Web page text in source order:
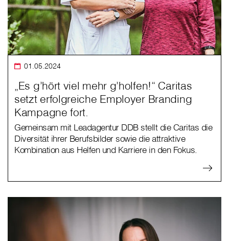
01.05.2024
„Es g’hört viel mehr g’holfen!“ Caritas
setzt erfolgreiche Employer Branding
Kampagne fort.
Gemeinsam mit Leadagentur DDB stellt die Caritas die
Diversität ihrer Berufsbilder sowie die attraktive
Kombination aus Helfen und Karriere in den Fokus.